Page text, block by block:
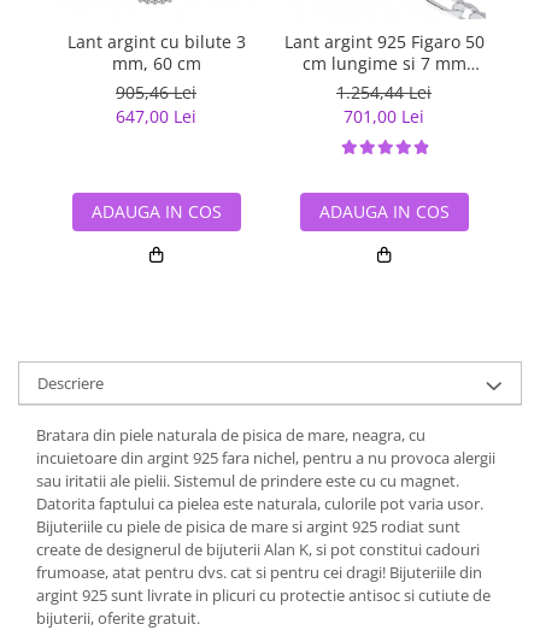
Lant argint cu bilute 3
mm, 60 cm
905,46 Lei
647,00 Lei
ADAUGA IN COS
Lant argint 925 Figaro 50
cm lungime si 7 mm
grosime, Classical You
LSX0201
1.254,44 Lei
701,00 Lei
ADAUGA IN COS
Descriere
Bratara din piele naturala de pisica de mare, neagra, cu
incuietoare din argint 925 fara nichel, pentru a nu provoca alergii
sau iritatii ale pielii. Sistemul de prindere este cu cu magnet.
Datorita faptului ca pielea este naturala, culorile pot varia usor.
Bijuteriile cu piele de pisica de mare si argint 925 rodiat sunt
create de designerul de bijuterii Alan K, si pot constitui cadouri
frumoase, atat pentru dvs. cat si pentru cei dragi! Bijuteriile din
argint 925 sunt livrate in plicuri cu protectie antisoc si cutiute de
bijuterii, oferite gratuit.